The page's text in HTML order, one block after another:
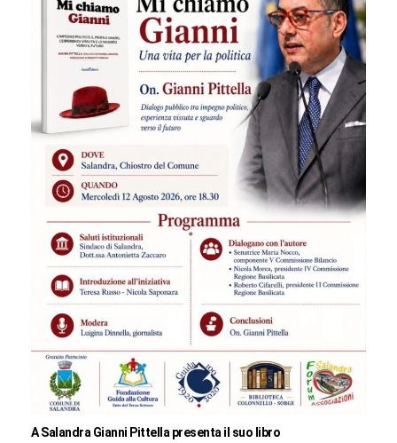
A Salandra Gianni Pittella presenta il suo libro